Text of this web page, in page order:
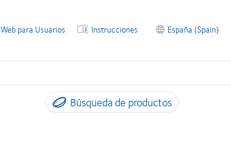
España (Spain)
Instrucciones
Web para Usuarios
Búsqueda de productos